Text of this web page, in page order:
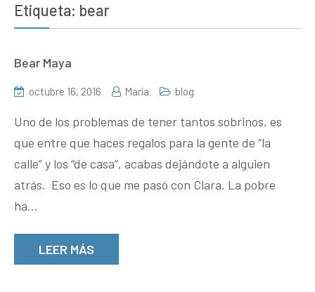
Etiqueta: bear
Bear Maya
octubre 16, 2016 María blog
Uno de los problemas de tener tantos sobrinos, es
que entre que haces regalos para la gente de “la
calle” y los “de casa”, acabas dejándote a alguien
atrás. Eso es lo que me pasó con Clara. La pobre
ha…
LEER MÁS